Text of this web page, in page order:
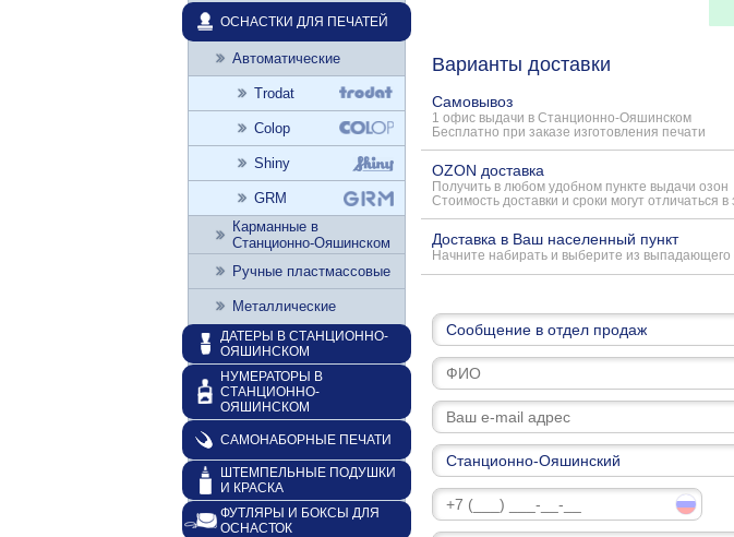
Варианты доставки
Самовывоз
1 офис выдачи в Станционно-Ояшинском
Бесплатно при заказе изготовления печати
OZON доставка
Получить в любом удобном пункте выдачи озон
Стоимость доставки и сроки могут отличаться
Доставка в Ваш населенный пункт
Начните набирать и выберите из выпадающего
ОСНАСТКИ ДЛЯ ПЕЧАТЕЙ
Автоматические
Trodat
Colop
Shiny
GRM
Карманные в
Станционно-Ояшинском
Ручные пластмассовые
Металлические
ДАТЕРЫ В СТАНЦИОННО-
ОЯШИНСКОМ
НУМЕРАТОРЫ В
СТАНЦИОННО-
ОЯШИНСКОМ
САМОНАБОРНЫЕ ПЕЧАТИ
ШТЕМПЕЛЬНЫЕ ПОДУШКИ
И КРАСКА
ФУТЛЯРЫ И БОКСЫ ДЛЯ
ОСНАСТОК